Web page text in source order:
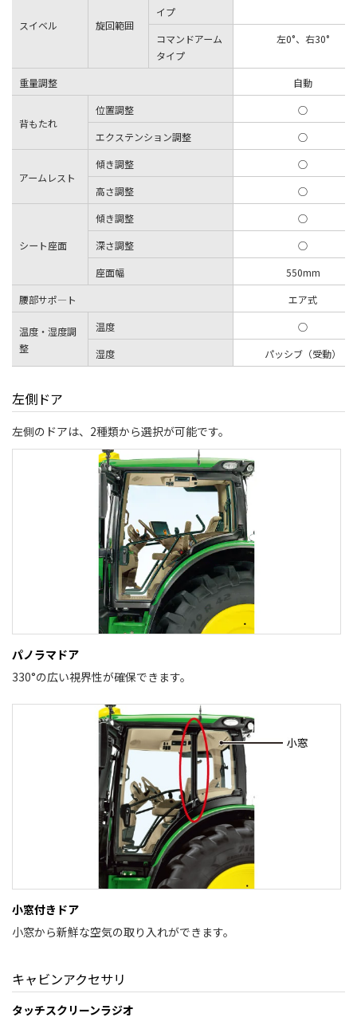
スイベル 旋回範囲
イプ
コマンドアーム
タイプ
左0°、右30°
重量調整 自動
背もたれ
位置調整
○
エクステンション調整
○
アームレスト
傾き調整
○
高さ調整
○
シート座面
傾き調整
○
深さ調整
○
座面幅
550mm
腰部サポ―ト
エア式
温度・湿度調
整
温度
○
湿度
パッシブ（受動）
左側ドア
左側のドアは、2種類から選択が可能です。
パノラマドア
330°の広い視界性が確保できます。
小窓付きドア
小窓から新鮮な空気の取り入れができます。
キャビンアクセサリ
タッチスクリーンラジオ